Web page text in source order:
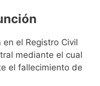
el Registro Civil
mediante el cual
el fallecimiento de